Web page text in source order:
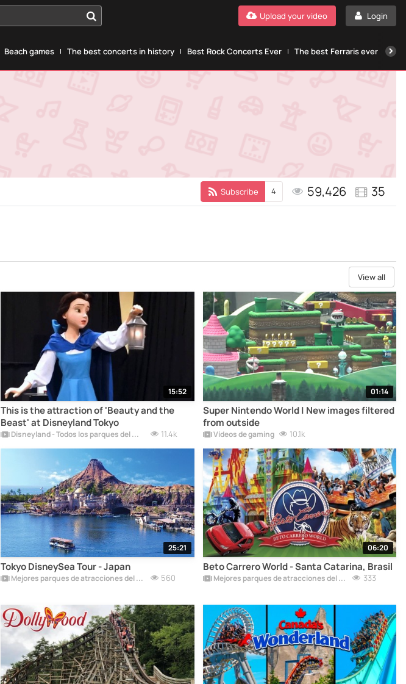
Login
Upload your video
Beach games The best concerts in history Best Rock Concerts Ever The best Ferraris ever
Subscribe 4 59,426 35
View all
15:52
This is the attraction of 'Beauty and the
Beast' at Disneyland Tokyo
Disneyland - Todos los parques del mundo 11.4k
01:14
Super Nintendo World | New images filtered
from outside
Vídeos de gaming 10.1k
25:21
Tokyo DisneySea Tour - Japan
Mejores parques de atracciones del mundo 560
06:20
Beto Carrero World - Santa Catarina, Brasil
Mejores parques de atracciones del mundo 333